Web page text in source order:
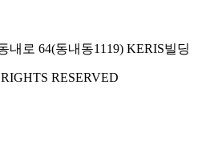
내로 64(동내동1119) KERIS빌딩
RESERVED